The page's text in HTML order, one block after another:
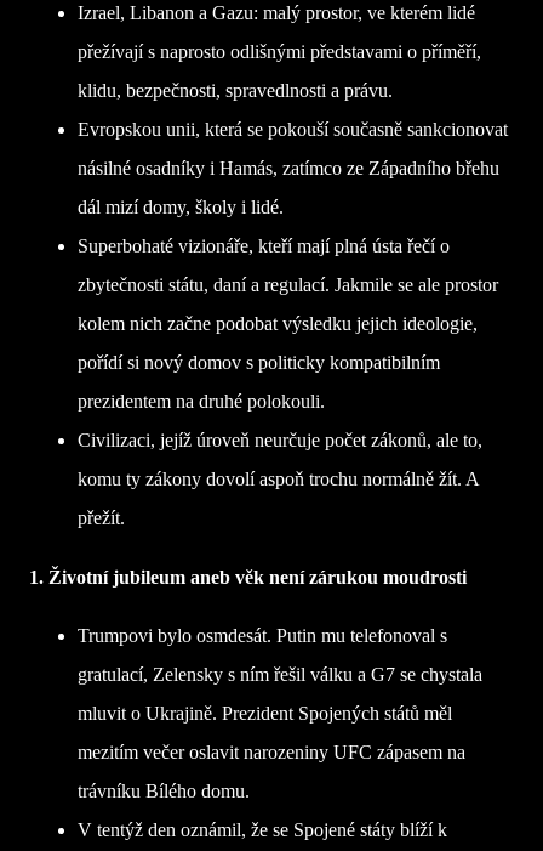
Izrael, Libanon a Gazu: malý prostor, ve kterém lidé
přežívají s naprosto odlišnými představami o příměří,
klidu, bezpečnosti, spravedlnosti a právu.
Evropskou unii, která se pokouší současně sankcionovat
násilné osadníky i Hamás, zatímco ze Západního břehu
dál mizí domy, školy i lidé.
Superbohaté vizionáře, kteří mají plná ústa řečí o
zbytečnosti státu, daní a regulací. Jakmile se ale prostor
kolem nich začne podobat výsledku jejich ideologie,
pořídí si nový domov s politicky kompatibilním
prezidentem na druhé polokouli.
Civilizaci, jejíž úroveň neurčuje počet zákonů, ale to,
komu ty zákony dovolí aspoň trochu normálně žít. A
přežít.
1. Životní jubileum aneb věk není zárukou moudrosti
Trumpovi bylo osmdesát. Putin mu telefonoval s
gratulací, Zelensky s ním řešil válku a G7 se chystala
mluvit o Ukrajině. Prezident Spojených států měl
mezitím večer oslavit narozeniny UFC zápasem na
trávníku Bílého domu.
V tentýž den oznámil, že se Spojené státy blíží k